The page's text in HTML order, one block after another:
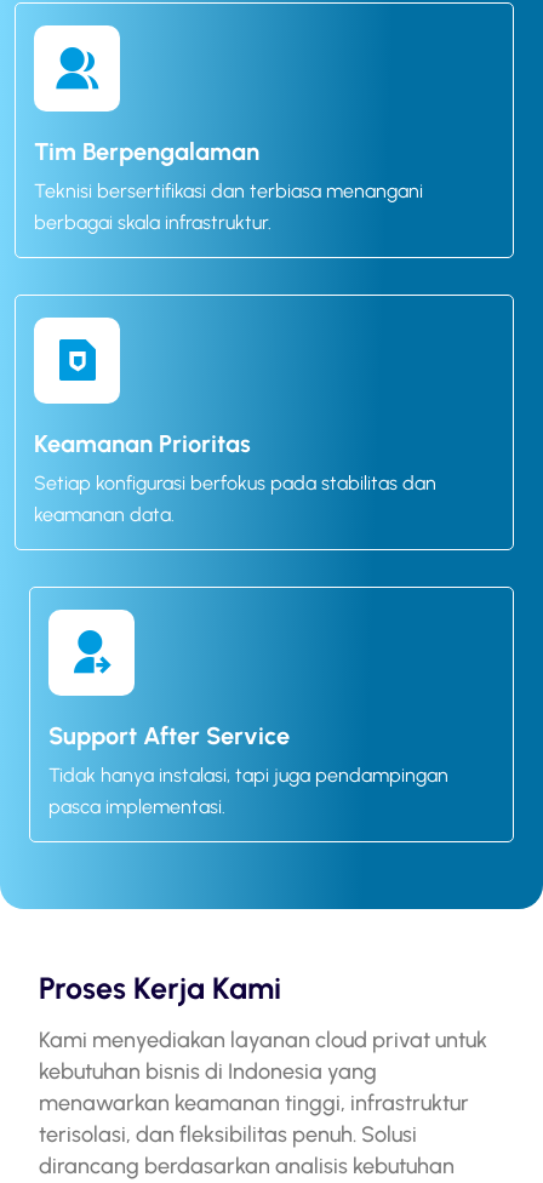
Tim Berpengalaman
Teknisi bersertifikasi dan terbiasa menangani
berbagai skala infrastruktur.
Keamanan Prioritas
Setiap konfigurasi berfokus pada stabilitas dan
keamanan data.
Support After Service
Tidak hanya instalasi, tapi juga pendampingan
pasca implementasi.
Proses Kerja Kami
Kami menyediakan layanan cloud privat untuk
kebutuhan bisnis di Indonesia yang
menawarkan keamanan tinggi, infrastruktur
terisolasi, dan fleksibilitas penuh. Solusi
dirancang berdasarkan analisis kebutuhan